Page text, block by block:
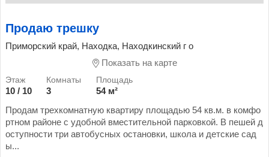
Продаю трешку
Приморский край, Находка, Находкинский г о
Показать на карте
10 / 10 3
54 м²
Продам трехкомнатную квартиру площадью 54 кв.м. в комфо
ртном районе с удобной вместительной парковкой. В пешей д
оступности три автобусных остановки, школа и детские сад
ы...